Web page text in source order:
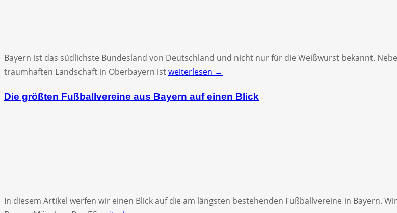
Bayern ist das südlichste Bundesland von Deutschland und nicht nur für die Weißwurst bekannt.
traumhaften Landschaft in Oberbayern istweiterlesen →
Die größten Fußballvereine aus Bayern auf einen Blick
In diesem Artikel werfen wir einen Blick auf die am längsten bestehenden Fußballvereine in Bayern.